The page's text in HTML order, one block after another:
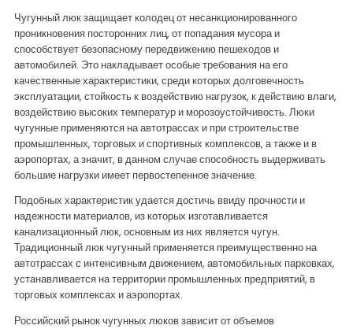
Чугунный люк защищает колодец от несанкционированного
проникновения посторонних лиц, от попадания мусора и
способствует безопасному передвижению пешеходов и
автомобилей. Это накладывает особые требования на его
качественные характеристики, среди которых долговечность
эксплуатации, стойкость к воздействию нагрузок, к действию влаги,
воздействию высоких температур и морозоустойчивость. Люки
чугунные применяются на автотрассах и при строительстве
промышленных, торговых и спортивных комплексов, а также и в
аэропортах, а значит, в данном случае способность выдерживать
большие нагрузки имеет первостепенное значение.
Подобных характеристик удается достичь ввиду прочности и
надежности материалов, из которых изготавливается
канализационный люк, основным из них является чугун.
Традиционный люк чугунный применяется преимущественно на
автотрассах с интенсивным движением, автомобильных парковках,
устанавливается на территории промышленных предприятий, в
торговых комплексах и аэропортах.
Российский рынок чугунных люков зависит от объемов